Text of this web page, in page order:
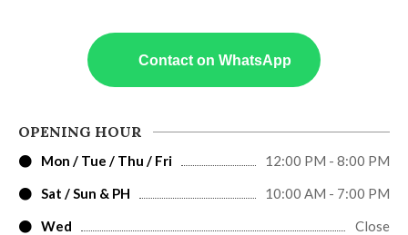
Contact on WhatsApp
OPENING HOUR
Mon / Tue / Thu / Fri
12:00 PM - 8:00 PM
Sat / Sun & PH
10:00 AM - 7:00 PM
Wed
Close